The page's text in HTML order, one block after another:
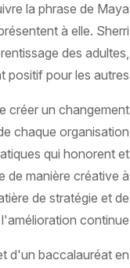
la phrase de Maya
à elle. Sherri
des adultes,
positif pour les autres.
créer un changement
chaque organisation
qui honorent et
de manière créative à
de stratégie et de
continue.
d'un baccalauréat en